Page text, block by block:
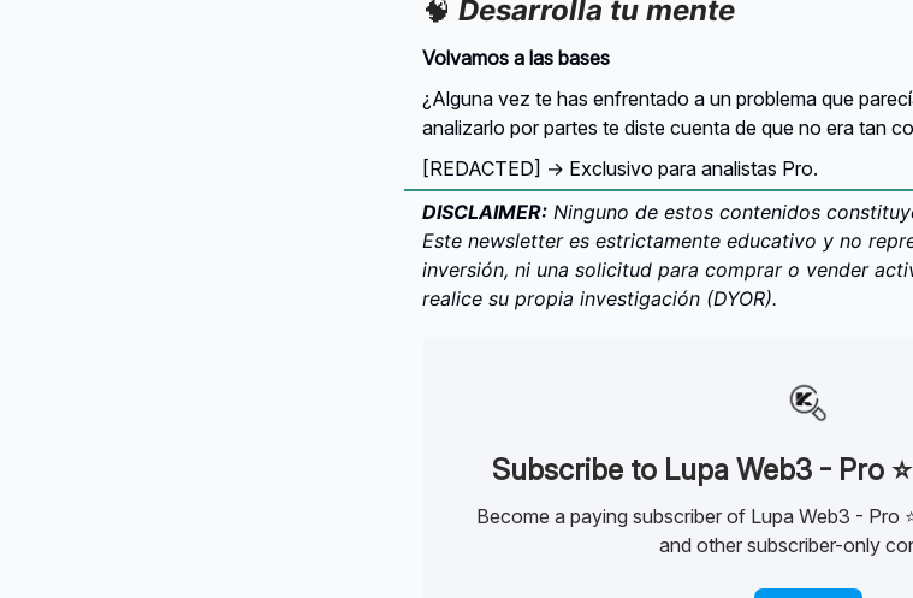
🧠 Desarrolla tu mente
Volvamos a las bases
¿Alguna vez te has enfrentado a un problema que
analizarlo por partes te diste cuenta de que no era tan
[REDACTED] → Exclusivo para analistas Pro.
DISCLAIMER: Ninguno de estos contenidos
Este newsletter es estrictamente educativo y no
inversión, ni una solicitud para comprar o vender
realice su propia investigación (DYOR).
Subscribe to Lupa Web3 - Pro
Become a paying subscriber of Lupa Web3 - Pro
and other subscriber-only